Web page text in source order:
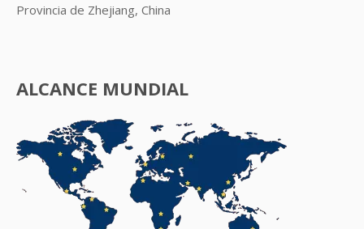
Provincia de Zhejiang, China
ALCANCE MUNDIAL